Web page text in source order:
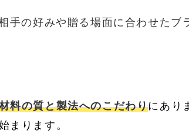
手の好みや贈る場面に合わせたブ
料の質と製法へのこだわりにあり
まります。